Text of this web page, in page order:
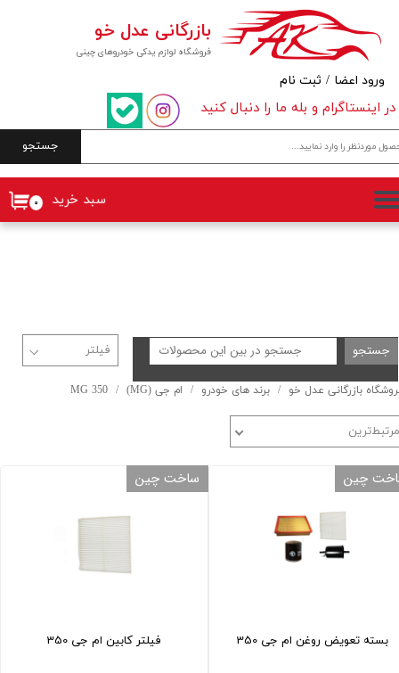
فروشگاه لوازم یدکی خودروهای چینی
بازرگانی عدل خو
جستجو
۰ سبد خرید
در اینستاگرام و بله ما را دنبال کنید
ورود اعضا / ثبت نام
حساب کاربری من
تغییر گذر واژه
سفارشات
خروج از حساب کاربری
بازرگانی عدل خو برند های خودرو ام جی (MG) MG 350
مرتبط‌ترین
بسته تعویض روغن ام جی 350
چین
فیلتر کابین ام جی 350
ساخت چین
جستجو